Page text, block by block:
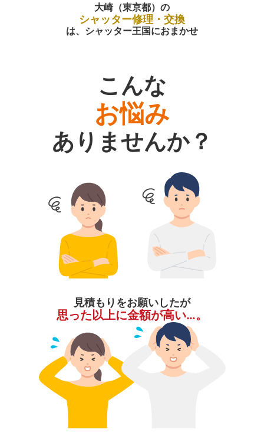
大崎（東京都）の
シャッター修理・交換
は、シャッター王国におまかせ
こんな
お悩み
ありませんか？
見積もりをお願いしたが
思った以上に金額が高い…。